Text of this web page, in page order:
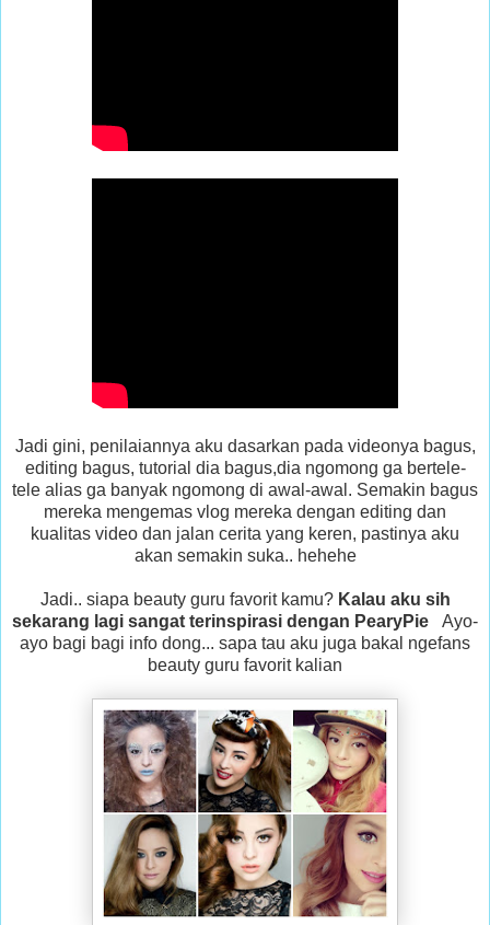
Jadi gini, penilaiannya aku dasarkan pada videonya bagus,
editing bagus, tutorial dia bagus,dia ngomong ga bertele-
tele alias ga banyak ngomong di awal-awal. Semakin bagus
mereka mengemas vlog mereka dengan editing dan
kualitas video dan jalan cerita yang keren, pastinya aku
akan semakin suka.. hehehe
Jadi.. siapa beauty guru favorit kamu? Kalau aku sih
sekarang lagi sangat terinspirasi dengan PearyPie
Ayo-
ayo bagi bagi info dong... sapa tau aku juga bakal ngefans
beauty guru favorit kalian